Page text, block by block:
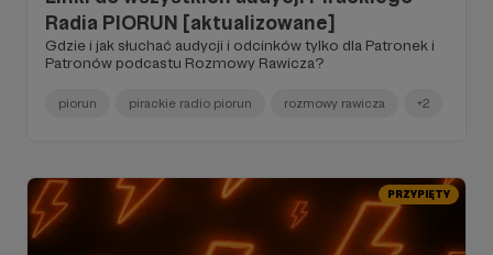
Radia PIORUN [aktualizowane]
Gdzie i jak słuchać audycji i odcinków tylko dla Patronek i
Patronów podcastu Rozmowy Rawicza?
piorun pirackie radio piorun rozmowy rawicza +2
PRZYPIĘTY